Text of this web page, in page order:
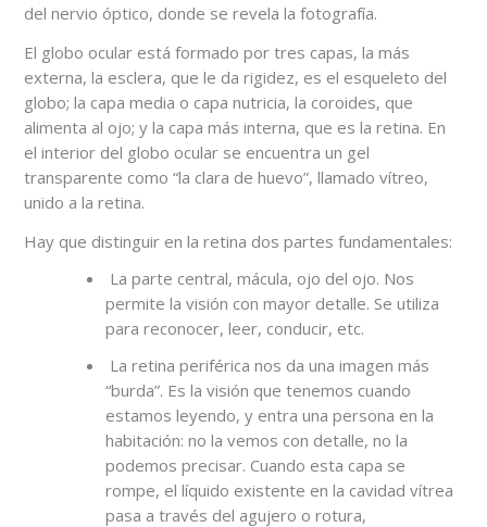
del nervio óptico, donde se revela la fotografía.
El globo ocular está formado por tres capas, la más
externa, la esclera, que le da rigidez, es el esqueleto del
globo; la capa media o capa nutricia, la coroides, que
alimenta al ojo; y la capa más interna, que es la retina. En
el interior del globo ocular se encuentra un gel
transparente como “la clara de huevo”, llamado vítreo,
unido a la retina.
Hay que distinguir en la retina dos partes fundamentales:
La parte central, mácula, ojo del ojo. Nos
permite la visión con mayor detalle. Se utiliza
para reconocer, leer, conducir, etc.
La retina periférica nos da una imagen más
“burda”. Es la visión que tenemos cuando
estamos leyendo, y entra una persona en la
habitación: no la vemos con detalle, no la
podemos precisar. Cuando esta capa se
rompe, el líquido existente en la cavidad vítrea
pasa a través del agujero o rotura,